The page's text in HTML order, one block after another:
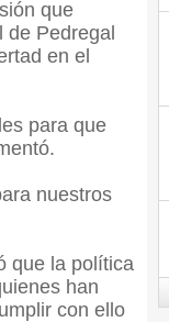
que
Pedregal
en el
para que
nuestros
que la política
han
con ello